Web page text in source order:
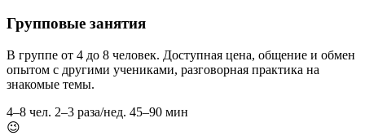
Групповые занятия
В группе от 4 до 8 человек. Доступная цена, общение и обмен
опытом с другими учениками, разговорная практика на
знакомые темы.
4–8 чел. 2–3 раза/нед. 45–90 мин
😉